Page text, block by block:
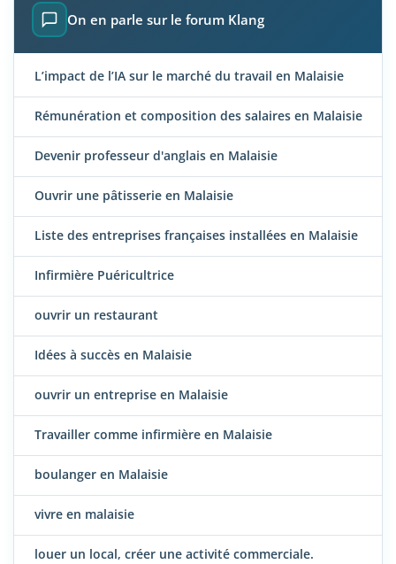
On en parle sur le forum Klang
L’impact de l’IA sur le marché du travail en Malaisie
Rémunération et composition des salaires en Malaisie
Devenir professeur d'anglais en Malaisie
Ouvrir une pâtisserie en Malaisie
Liste des entreprises françaises installées en Malaisie
Infirmière Puéricultrice
ouvrir un restaurant
Idées à succès en Malaisie
ouvrir un entreprise en Malaisie
Travailler comme infirmière en Malaisie
boulanger en Malaisie
vivre en malaisie
louer un local, créer une activité commerciale.